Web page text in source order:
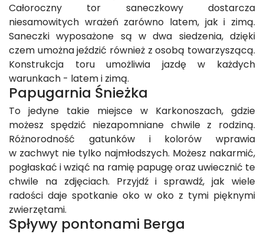
Całoroczny tor saneczkowy dostarcza
niesamowitych wrażeń zarówno latem, jak i zimą.
Saneczki wyposażone są w dwa siedzenia, dzięki
czem umożna jeździć również z osobą towarzyszącą.
Konstrukcja toru umożliwia jazdę w każdych
warunkach - latem i zimą.
Papugarnia Śnieżka
To jedyne takie miejsce w Karkonoszach, gdzie
możesz spędzić niezapomniane chwile z rodziną.
Różnorodność gatunków i kolorów wprawia
w zachwyt nie tylko najmłodszych. Możesz nakarmić,
pogłaskać i wziąć na ramię papugę oraz uwiecznić te
chwile na zdjęciach. Przyjdź i sprawdź, jak wiele
radości daje spotkanie oko w oko z tymi pięknymi
zwierzętami.
Spływy pontonami Berga